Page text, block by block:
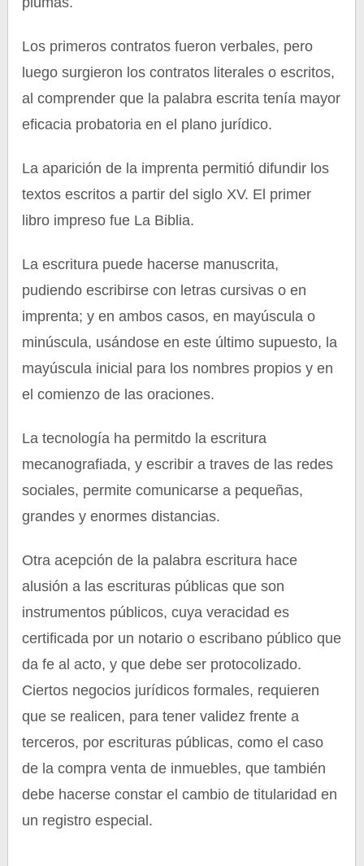
Los primeros contratos fueron verbales, pero
luego surgieron los contratos literales o escritos,
al comprender que la palabra escrita tenía mayor
eficacia probatoria en el plano jurídico.
La aparición de la imprenta permitió difundir los
textos escritos a partir del siglo XV. El primer
libro impreso fue La Biblia.
La escritura puede hacerse manuscrita,
pudiendo escribirse con letras cursivas o en
imprenta; y en ambos casos, en mayúscula o
minúscula, usándose en este último supuesto, la
mayúscula inicial para los nombres propios y en
el comienzo de las oraciones.
La tecnología ha permitdo la escritura
mecanografiada, y escribir a traves de las redes
sociales, permite comunicarse a pequeñas,
grandes y enormes distancias.
Otra acepción de la palabra escritura hace
alusión a las escrituras públicas que son
instrumentos públicos, cuya veracidad es
certificada por un notario o escribano público que
da fe al acto, y que debe ser protocolizado.
Ciertos negocios jurídicos formales, requieren
que se realicen, para tener validez frente a
terceros, por escrituras públicas, como el caso
de la compra venta de inmuebles, que también
debe hacerse constar el cambio de titularidad en
un registro especial.